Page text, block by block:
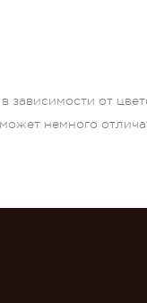
зависимости от
немного